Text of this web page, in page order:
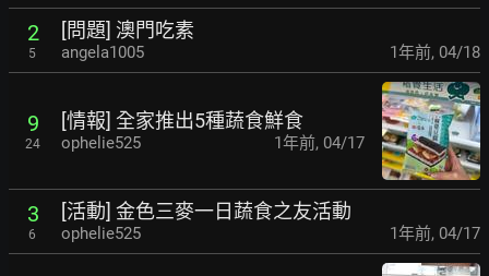
2
5
[問題] 澳門吃素
angela1005 1年前, 04/18
9
24
[情報] 全家推出5種蔬食鮮食
ophelie525 1年前, 04/17
3
6
[活動] 金色三麥一日蔬食之友活動
ophelie525 1年前, 04/17